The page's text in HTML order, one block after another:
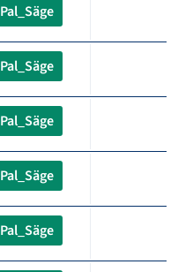
Pal_Säge
Pal_Säge
Pal_Säge
Pal_Säge
Pal_Säge